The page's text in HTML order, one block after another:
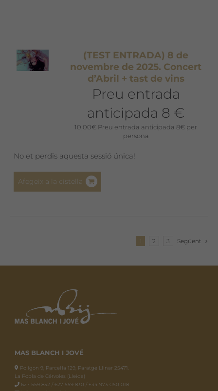
(TEST ENTRADA) 8 de
novembre de 2025. Concert
d’Abril + tast de vins
Preu entrada
anticipada 8 €
10,00€ Preu entrada anticipada 8€ per
persona
No et perdis aquesta sessió única!
Afegeix a la cistella
1 2 3 Següent
MAS BLANCH I JOVÉ
Polígon 9, Parcel·la 129, Paratge Llinar 25471.
La Pobla de Cérvoles (Lleida)
627 559 832 / 627 559 830 / +34 973 050 018